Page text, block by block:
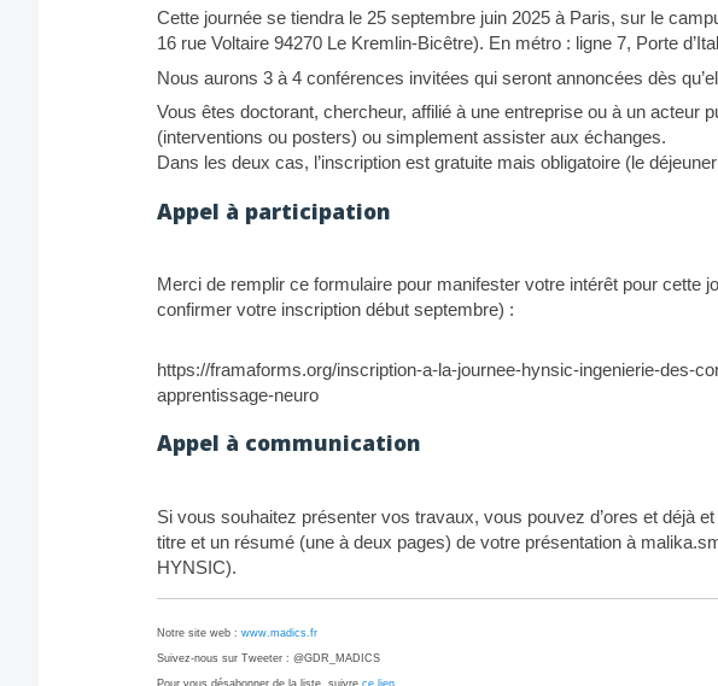
Cette journée se tiendra le 25 septembre juin 2025 à Paris, sur le
16 rue Voltaire 94270 Le Kremlin-Bicêtre). En métro : ligne 7, Porte
Nous aurons 3 à 4 conférences invitées qui seront annoncées dès
Vous êtes doctorant, chercheur, affilié à une entreprise ou à un acteur
(interventions ou posters) ou simplement assister aux échanges.
Dans les deux cas, l’inscription est gratuite mais obligatoire (le
Appel à participation
Merci de remplir ce formulaire pour manifester votre intérêt pour cette
confirmer votre inscription début septembre) :
https://framaforms.org/inscription-a-la-journee-hynsic-ingenierie-des-
apprentissage-neuro
Appel à communication
Si vous souhaitez présenter vos travaux, vous pouvez d’ores et déjà
titre et un résumé (une à deux pages) de votre présentation à
HYNSIC).
Notre site web : www.madics.fr
Suivez-nous sur Tweeter : @GDR_MADICS
Pour vous désabonner de la liste, suivre ce lien